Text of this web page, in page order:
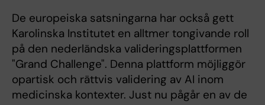
De europeiska satsningarna har också gett
Karolinska Institutet en alltmer tongivande roll
på den nederländska valideringsplattformen
"Grand Challenge". Denna plattform möjliggör
opartisk och rättvis validering av AI inom
medicinska kontexter. Just nu pågår en av de